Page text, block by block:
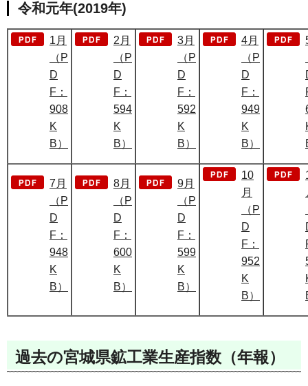
令和元年(2019年)
1月
（P
D
F：
908
K
B）
2月
（P
D
F：
594
K
B）
3月
（P
D
F：
592
K
B）
4月
（P
D
F：
949
K
B）
7月
（P
D
F：
948
K
B）
8月
（P
D
F：
600
K
B）
9月
（P
D
F：
599
K
B）
10
月
（P
D
F：
952
K
B）
過去の宮城県鉱工業生産指数（年報）